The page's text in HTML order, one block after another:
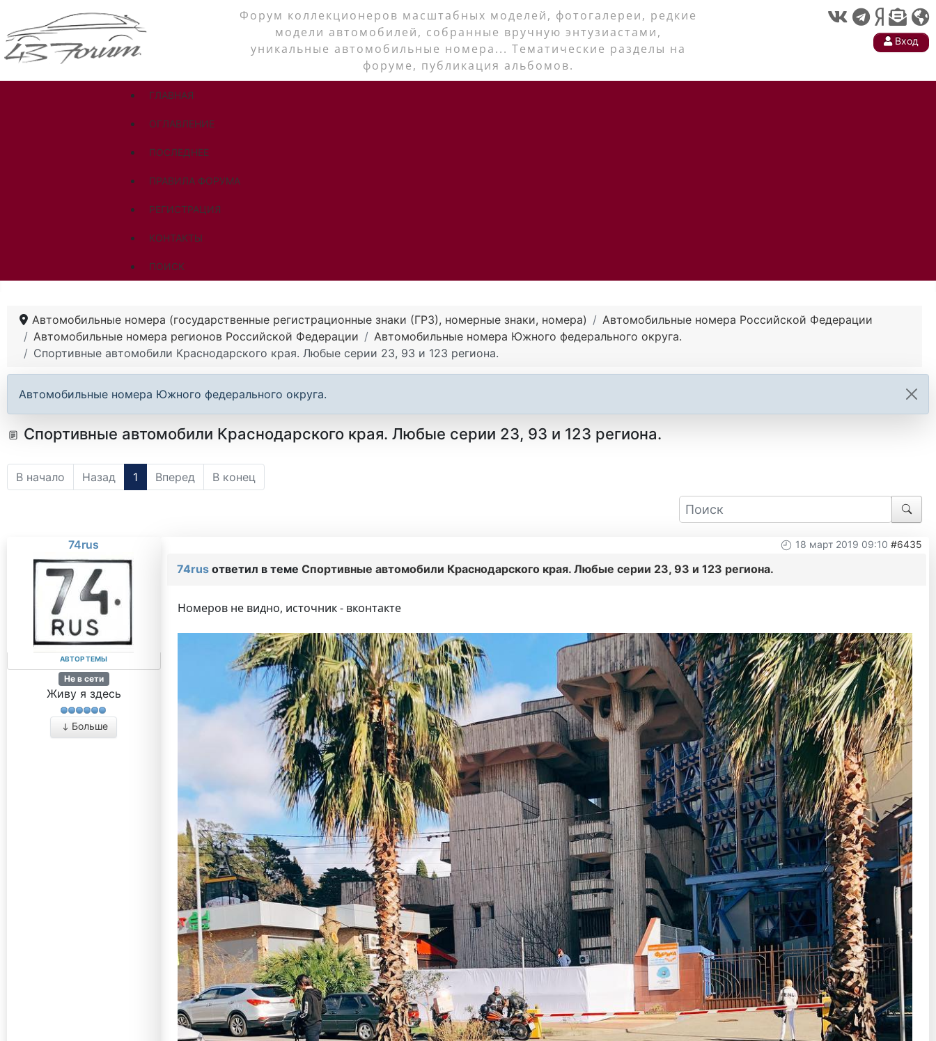
Форум коллекционеров масштабных моделей, фотогалереи, редкие
модели автомобилей, собранные вручную энтузиастами,
уникальные автомобильные номера... Тематические разделы на
форуме, публикация альбомов.
Вход
ГЛАВНАЯ
ОГЛАВЛЕНИЕ
ПОСЛЕДНЕЕ
ПРАВИЛА ФОРУМА
РЕГИСТРАЦИЯ
КОНТАКТЫ
ПОИСК
Автомобильные номера (государственные регистрационные знаки (ГРЗ), номерные знаки, номера)
Автомобильные номера Российской Федерации
Автомобильные номера регионов Российской Федерации
Автомобильные номера Южного федерального округа.
Спортивные автомобили Краснодарского края. Любые серии 23, 93 и 123 региона.
Автомобильные номера Южного федерального округа.
Спортивные автомобили Краснодарского края. Любые серии 23, 93 и 123 региона.
В начало Назад 1 Вперед В конец
74rus
АВТОР ТЕМЫ
Не в сети
Живу я здесь
Больше
18 март 2019 09:10 #6435
74rusответил в теме Спортивные автомобили Краснодарского края. Любые серии 23, 93 и 123 региона.
Номеров не видно, источник - вконтакте